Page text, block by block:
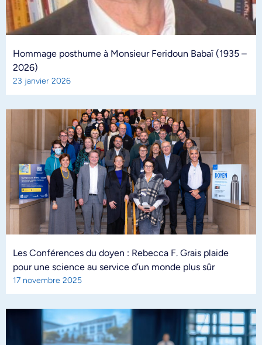
Hommage posthume à Monsieur Feridoun Babaï (1935 –
2026)
23 janvier 2026
Les Conférences du doyen : Rebecca F. Grais plaide
pour une science au service d’un monde plus sûr
17 novembre 2025